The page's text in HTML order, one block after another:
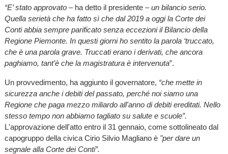
“E’ stato approvato– ha detto il presidente –un bilancio serio.
Quella serietà che ha fatto sì che dal 2019 a oggi la Corte dei
Conti abbia sempre parificato senza eccezioni il Bilancio della
Regione Piemonte. In questi giorni ho sentito la parola ‘truccato,
che è una parola grave. Truccati erano i derivati, che ancora
paghiamo, tant’è che la magistratura è intervenuta”.
Un provvedimento, ha aggiunto il governatore, “che mette in
sicurezza anche i debiti del passato, perché noi siamo una
Regione che paga mezzo miliardo all'anno di debiti ereditati. Nello
stesso tempo non abbiamo tagliato su salute e scuole”.
L'approvazione dell'atto entro il 31 gennaio, come sottolineato dal
capogruppo della civica Cirio Silvio Magliano è"per dare un
segnale alla Corte dei Conti”.